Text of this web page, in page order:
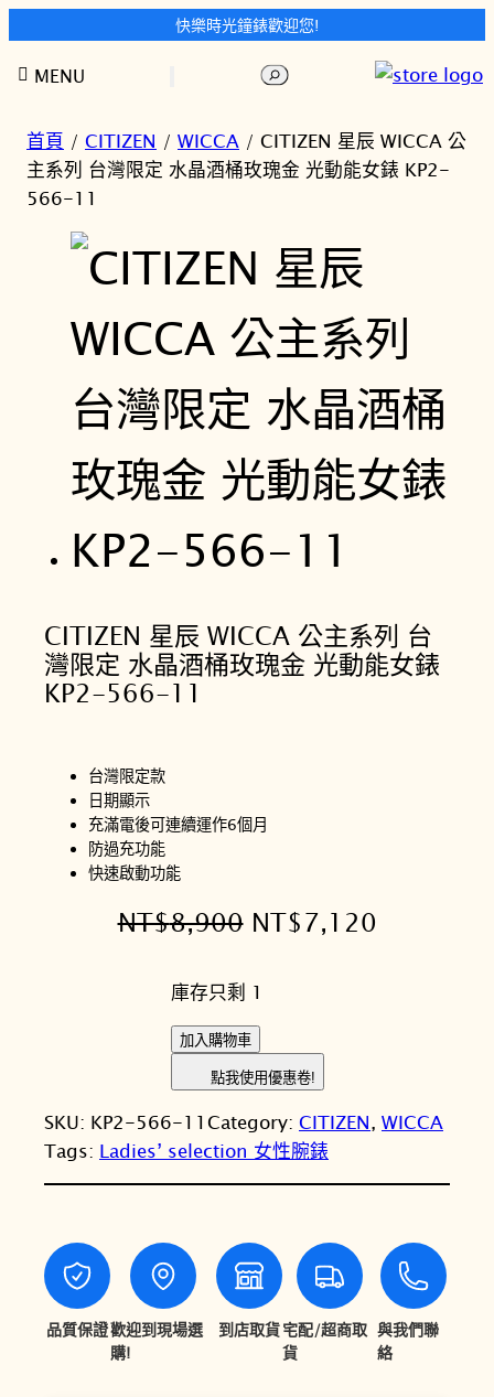
快樂時光鐘錶歡迎您!
至
搜
MENU
首頁 / CITIZEN / WICCA / CITIZEN 星辰 WICCA 公
主系列 台灣限定 水晶酒桶玫瑰金 光動能女錶 KP2-
566-11
CITIZEN 星辰 WICCA 公主系列 台
灣限定 水晶酒桶玫瑰金 光動能女錶
KP2-566-11
台灣限定款
日期顯示
充滿電後可連續運作6個月
防過充功能
快速啟動功能
NT$8,900 原
價
格
：
N
T
$
,
9
0
NT$7,120
N
$
,
1
2
庫存只剩 1
C
T
I
Z
E
星
辰
W
I
加入購物車
點我使用優惠卷!
SKU: KP2-566-11Category: CITIZEN, WICCA
Tags: Ladies’ selection 女性腕錶
品質保證歡迎到現場選
購!
到店取貨宅配/超商取
貨
與我們聯
絡